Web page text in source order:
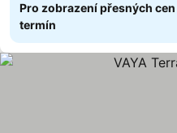
Pro zobrazení přesných
termín